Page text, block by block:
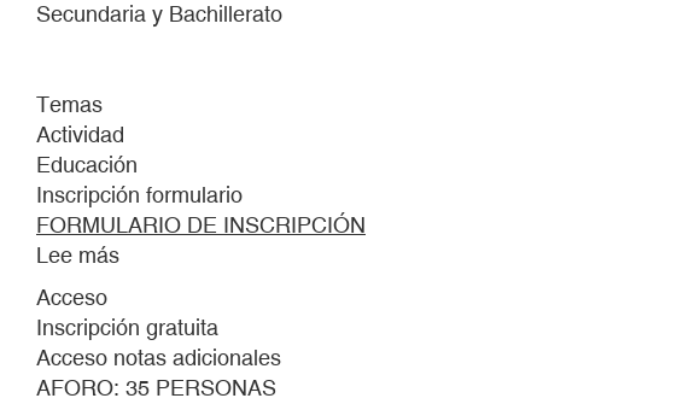
Secundaria y Bachillerato
Temas
Actividad
Educación
Inscripción formulario
FORMULARIO DE INSCRIPCIÓN
Lee más
TALLER
LA
Acceso
Inscripción gratuita
Acceso notas adicionales
AFORO: 35 PERSONAS